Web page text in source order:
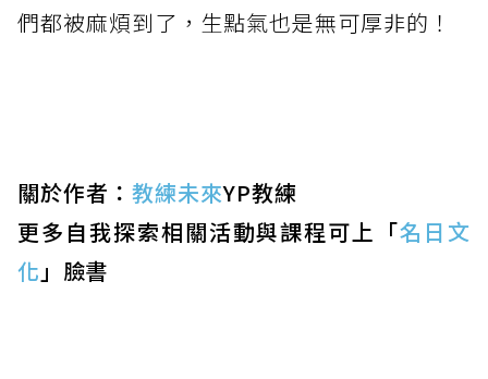
們都被麻煩到了，生點氣也是無可厚非的！
關於作者： 教練未來YP教練
更多自我探索相關活動與課程可上「名日文
化 」臉書